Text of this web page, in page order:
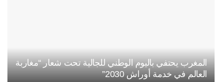
المغرب يحتفي باليوم الوطني للجالية تحت شعار “مغاربة
العالم في خدمة أوراش 2030”